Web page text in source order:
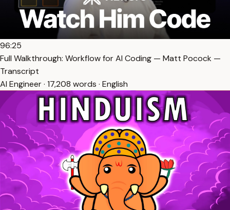
96:25
Full Walkthrough: Workflow for AI Coding — Matt Pocock —
Transcript
AI Engineer · 17,208 words · English